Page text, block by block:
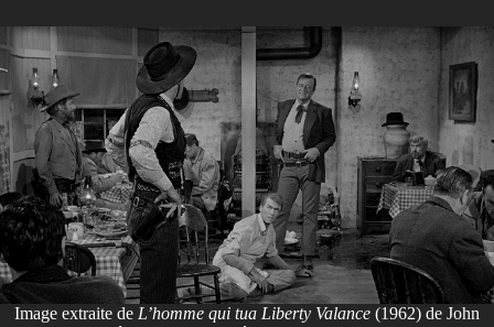
Image extraite de L’homme qui tua Liberty Valance (1962) de John